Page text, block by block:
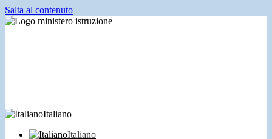
Salta al contenuto
Italiano
Italiano